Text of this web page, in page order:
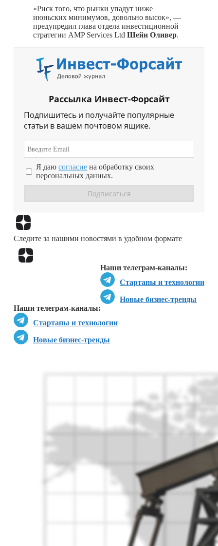
«Риск того, что рынки упадут ниже
июньских минимумов, довольно высок», —
предупредил глава отдела инвестиционной
стратегии AMP Services Ltd Шейн Оливер.
Рассылка Инвест-Форсайт
Подпишитесь и получайте популярные
статьи в вашем почтовом ящике.
Я даю согласие на обработку своих
персональных данных.
Следите за нашими новостями в удобном формате
Наши телеграм-каналы:
Стартапы и технологии
Новые бизнес-тренды
Наши телеграм-каналы:
Стартапы и технологии
Новые бизнес-тренды